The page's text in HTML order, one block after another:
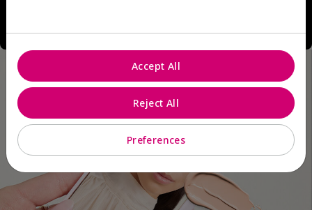
Preferences
Reject All
Accept All